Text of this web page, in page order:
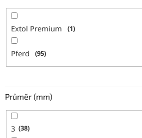
Extol Premium 1
Pferd 95
Průměr (mm)
3 38